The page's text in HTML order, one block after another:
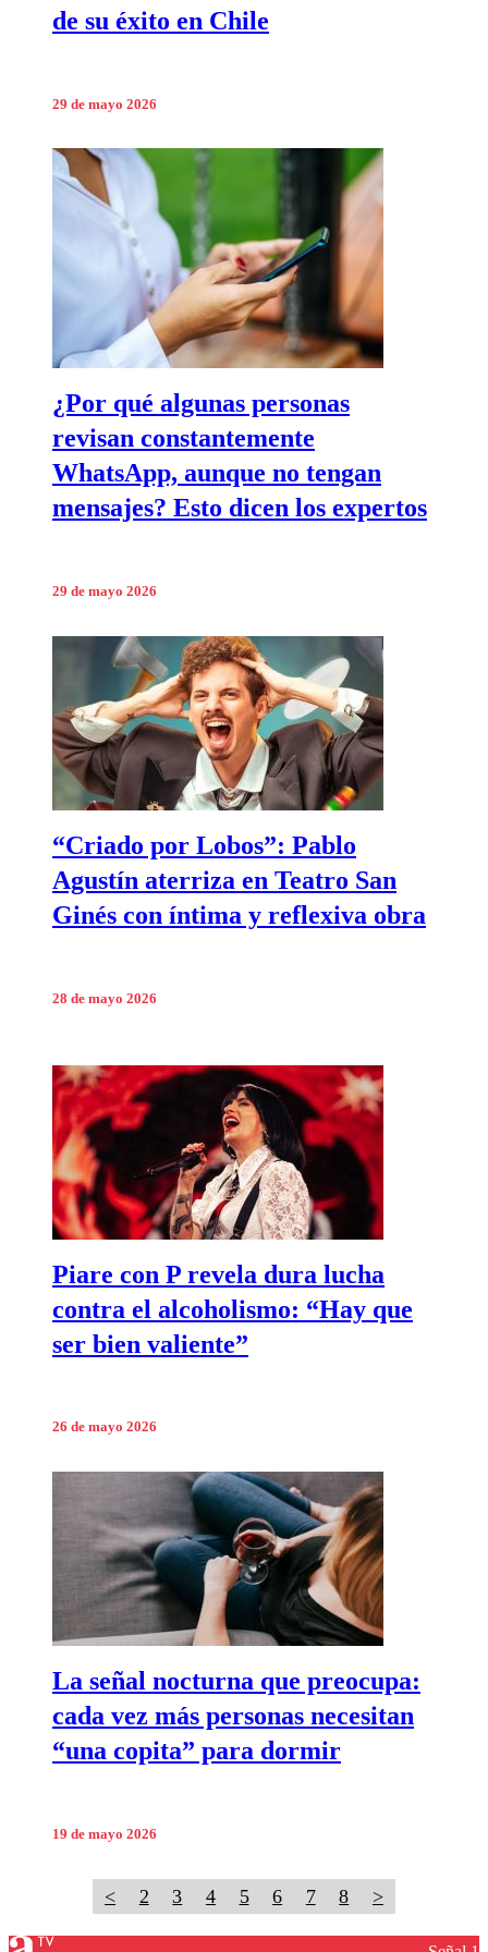
de su éxito en Chile
29 de mayo 2026
¿Por qué algunas personas
revisan constantemente
WhatsApp, aunque no tengan
mensajes? Esto dicen los expertos
29 de mayo 2026
“Criado por Lobos”: Pablo
Agustín aterriza en Teatro San
Ginés con íntima y reflexiva obra
28 de mayo 2026
Piare con P revela dura lucha
contra el alcoholismo: “Hay que
ser bien valiente”
26 de mayo 2026
La señal nocturna que preocupa:
cada vez más personas necesitan
“una copita” para dormir
19 de mayo 2026
< 2 3 4 5 6 7 8 >